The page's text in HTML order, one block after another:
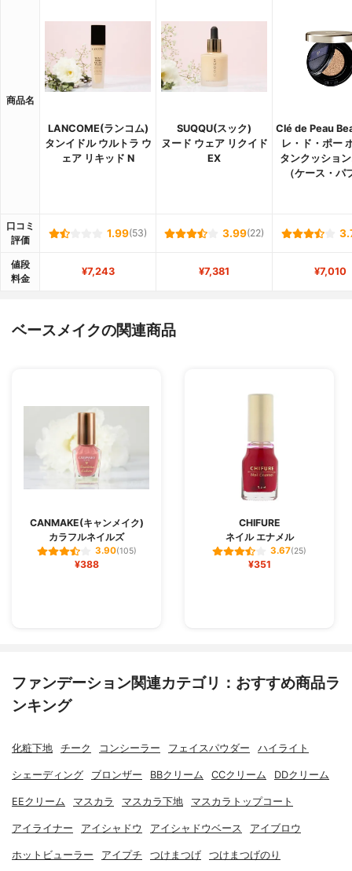
商品名
LANCOME(ランコム)
タンイドル ウルトラ ウ
ェア リキッド N
SUQQU(スック)
ヌード ウェア リクイド
EX
Clé de Peau
レ・ド・ポー
タンクッショ
（ケース・パ
口コミ
評価
1.99(53) 3.99(22)
値段
料金
¥7,243 ¥7,381 ¥7,010
ベースメイクの関連商品
CANMAKE(キャンメイク)
カラフルネイルズ
3.90(105)
¥388
CHIFURE
ネイル エナメル
3.67(25)
¥351
ファンデーション関連カテゴリ：おすすめ商品ラ
ンキング
化粧下地 チーク コンシーラー フェイスパウダー ハイライト
シェーディング ブロンザー BBクリーム CCクリーム DDクリーム
EEクリーム マスカラ マスカラ下地 マスカラトップコート
アイライナー アイシャドウ アイシャドウベース アイブロウ
ホットビューラー アイプチ つけまつげ つけまつげのり